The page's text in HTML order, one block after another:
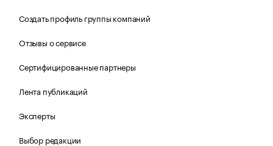
Создать профиль группы компаний
Отзывы о сервисе
Сертифицированные партнеры
Лента публикаций
Эксперты
Выбор редакции